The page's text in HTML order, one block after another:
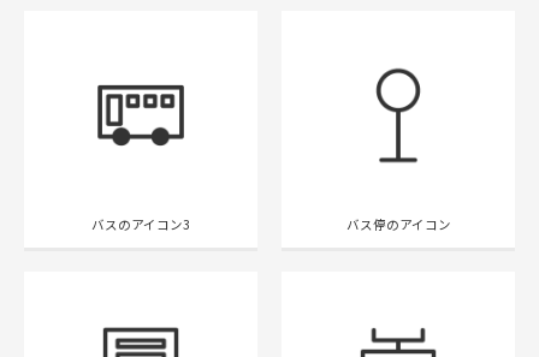
バスのアイコン3 バス停のアイコン